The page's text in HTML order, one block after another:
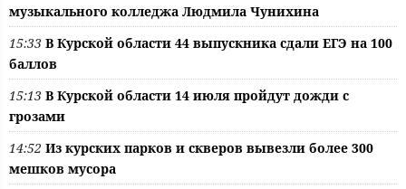
музыкального колледжа Людмила Чунихина
15:33 В Курской области 44 выпускника сдали ЕГЭ на 100
баллов
15:13 В Курской области 14 июля пройдут дожди с
грозами
14:52 Из курских парков и скверов вывезли более 300
мешков мусора